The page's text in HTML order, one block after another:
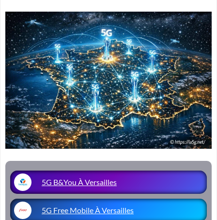
5G B&You À Versailles
5G Free Mobile À Versailles